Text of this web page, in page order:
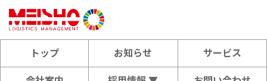
トップ お知らせ サービス